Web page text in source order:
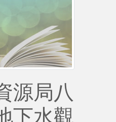
源局八
下水觀